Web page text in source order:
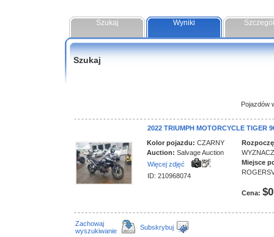
Szukaj Wyniki
Szukaj
Pojazdów
2022 TRIUMPH MOTORCYCLE TIGER
Kolor pojazdu: CZARNY
Auction: Salvage Auction
Więcej zdjęć
ID: 210968074
Miejsce
Cena: $0
Zachowaj
wyszukiwanie
Subskrybuj